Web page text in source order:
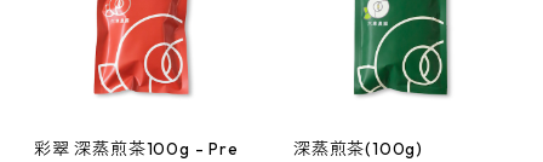
彩翠 深蒸煎茶100g - Pre
深蒸煎茶(100g)